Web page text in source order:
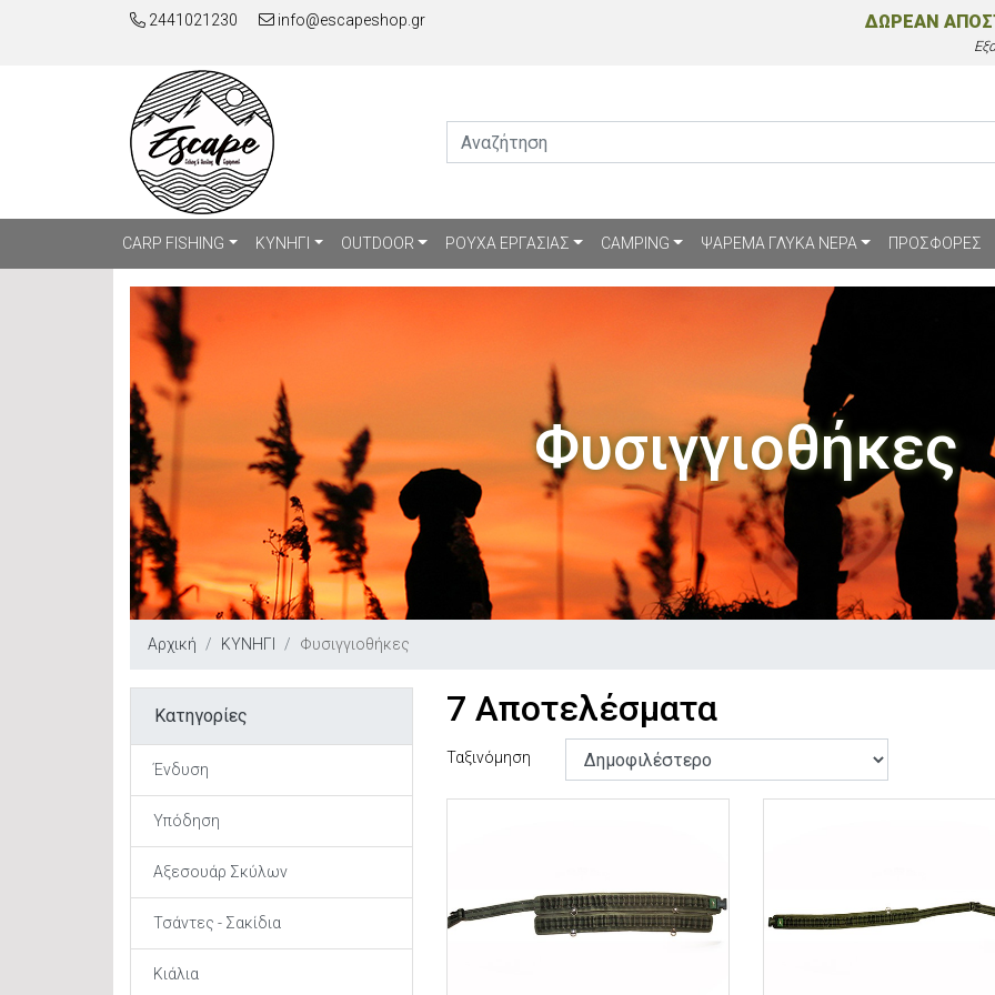
2441021230 info@escapeshop.gr ΔΩΡΕΑΝ
CARP FISHING ΚΥΝΗΓΙ OUTDOOR ΡΟΥΧΑ ΕΡΓΑΣΙΑΣ CAMPING ΨΑΡΕΜΑ ΓΛΥΚΑ ΝΕΡΑ ΠΡΟΣΦΟΡΕΣ
Φυσιγγιοθήκες
Αρχική ΚΥΝΗΓΙ Φυσιγγιοθήκες
Κατηγορίες
Ένδυση
Υπόδηση
Αξεσουάρ Σκύλων
Τσάντες - Σακίδια
Κιάλια
7 Αποτελέσματα
Ταξινόμηση